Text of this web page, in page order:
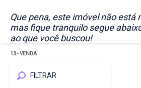
Que pena, este imóvel não está
mas fique tranquilo segue
ao que você buscou!
13- VENDA
FILTRAR